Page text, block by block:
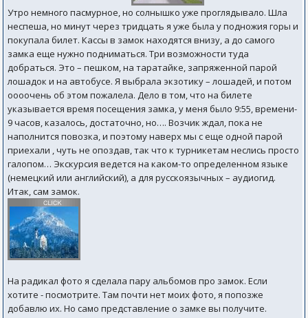
Утро немного пасмурное, но солнышко уже проглядывало. Шла
неспеша, но минут через тридцать я уже была у подножия горы и
покупала билет. Кассы в замок находятся внизу, а до самого
замка еще нужно подниматься. Три возможности туда
добраться. Это – пешком, на таратайке, запряженной парой
лошадок и на автобусе. Я выбрала экзотику – лошадей, и потом
оооочень об этом пожалела. Дело в том, что на билете
указывается время посещения замка, у меня было 9:55, времени-
9 часов, казалось, достаточно, но…. Возчик ждал, пока не
наполнится повозка, и поэтому наверх мы с еще одной парой
приехали , чуть не опоздав, так что к турникетам неслись просто
галопом… Экскурсия ведется на каком-то определенном языке
(немецкий или английский), а для русскоязычных – аудиогид.
Итак, сам замок.
На радикал фото я сделала пару альбомов про замок. Если
хотите - посмотрите. Там почти нет моих фото, я попозже
добавлю их. Но само представление о замке вы получите.